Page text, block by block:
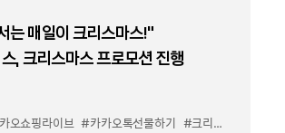
는 매일이 크리스마스!”
, 크리스마스 프로모션 진행
오쇼핑라이브 #카카오톡선물하기 #크리스마스